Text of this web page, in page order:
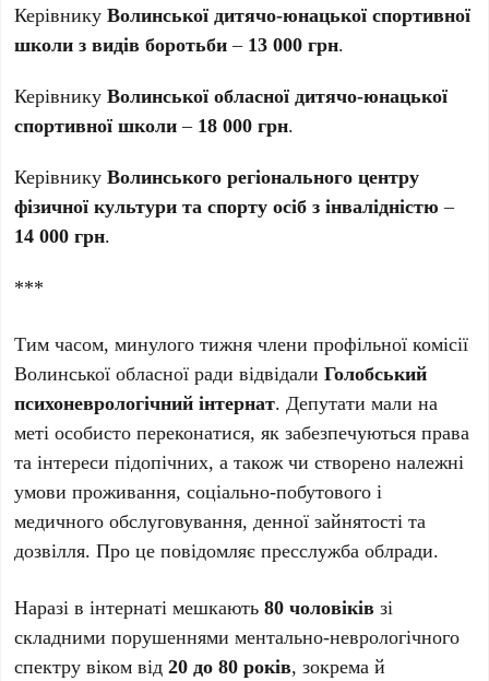
КерівникуВолинської дитячо-юнацької спортивної
школи з видів боротьби– 13 000 грн.
КерівникуВолинської обласної дитячо-юнацької
спортивної школи– 18 000 грн.
КерівникуВолинського регіонального центру
фізичної культури та спорту осіб з інвалідністю –
14 000 грн.
***
Тим часом, минулого тижня члени профільної комісії
Волинської обласної ради відвідалиГолобський
психоневрологічний інтернат. Депутати мали на
меті особисто переконатися, як забезпечуються права
та інтереси підопічних, а також чи створено належні
умови проживання, соціально-побутового і
медичного обслуговування, денної зайнятості та
дозвілля. Про це повідомляє пресслужба облради.
Наразі в інтернаті мешкають80 чоловіків зі
складними порушеннями ментально-неврологічного
спектру віком від20 до 80 років, зокрема й